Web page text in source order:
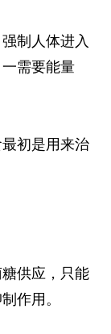
制人体进入
需要能量
初是用来治
供应，只能
作用。